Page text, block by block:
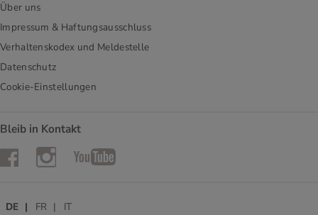
Über uns
Impressum & Haftungsausschluss
Verhaltenskodex und Meldestelle
Datenschutz
Cookie-Einstellungen
Bleib in Kontakt
FacebookInstagramYouTube
DE FR IT